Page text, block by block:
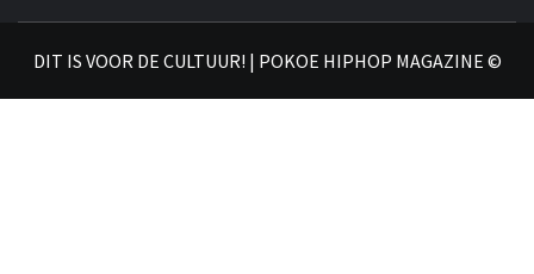
DIT IS VOOR DE CULTUUR! | POKOE HIPHOP MAGAZINE ©